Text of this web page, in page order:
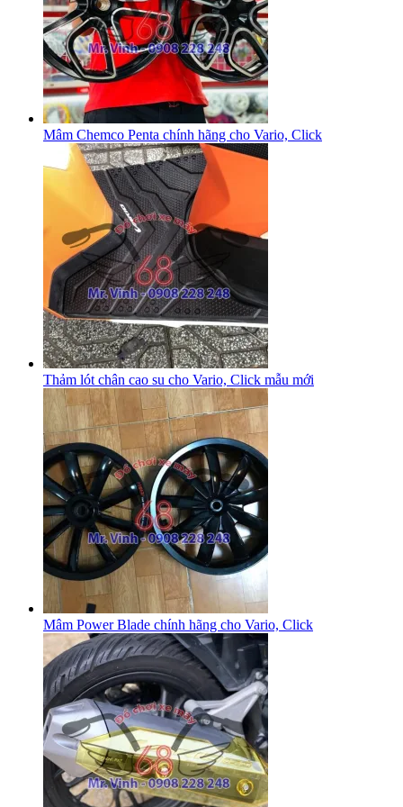
Mâm Chemco Penta chính hãng cho Vario, Click
Thảm lót chân cao su cho Vario, Click mẫu mới
Mâm Power Blade chính hãng cho Vario, Click